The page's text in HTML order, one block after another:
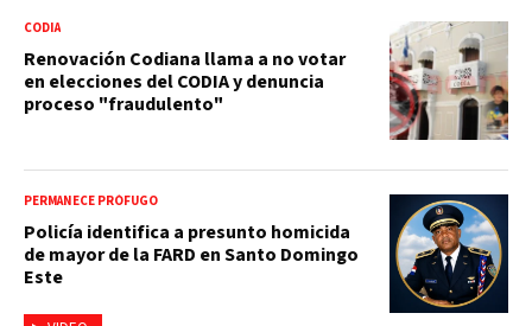
CODIA
Renovación Codiana llama a no votar
en elecciones del CODIA y denuncia
proceso "fraudulento"
PERMANECE PRÓFUGO
Policía identifica a presunto homicida
de mayor de la FARD en Santo Domingo
Este